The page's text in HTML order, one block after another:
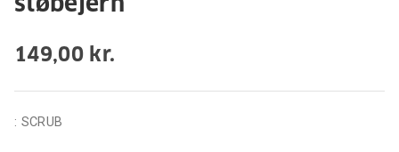
149,00 kr.
: SCRUB